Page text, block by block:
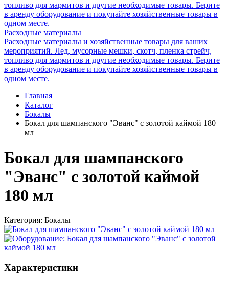
топливо для мармитов и другие необходимые товары. Берите
в аренду оборудование и покупайте хозяйственные товары в
одном месте.
Расходные материалы
Расходные материалы и хозяйственные товары для ваших
мероприятий. Лед, мусорные мешки, скотч, пленка стрейч,
топливо для мармитов и другие необходимые товары. Берите
в аренду оборудование и покупайте хозяйственные товары в
одном месте.
Главная
Каталог
Бокалы
Бокал для шампанского "Эванс" с золотой каймой 180
мл
Бокал для шампанского
"Эванс" с золотой каймой
180 мл
Категория: Бокалы
Характеристики